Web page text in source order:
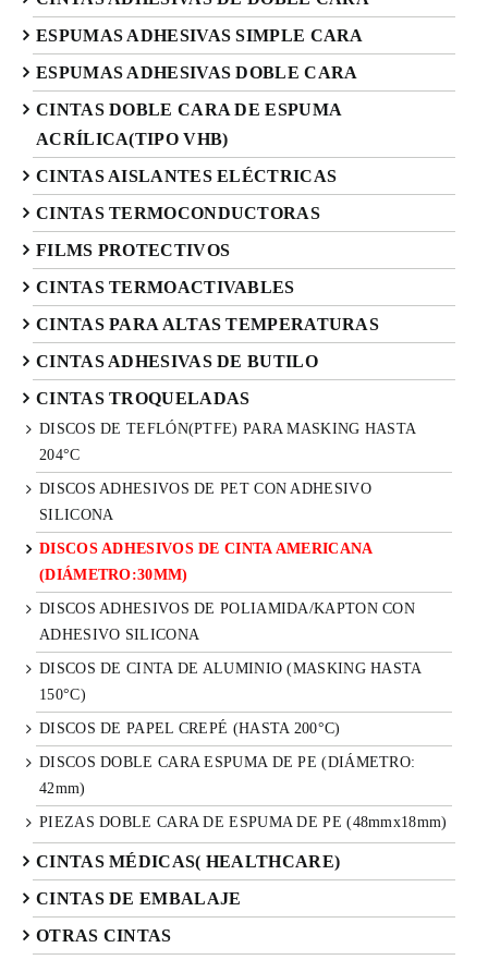
ESPUMAS ADHESIVAS SIMPLE CARA
ESPUMAS ADHESIVAS DOBLE CARA
CINTAS DOBLE CARA DE ESPUMA
ACRÍLICA(TIPO VHB)
CINTAS AISLANTES ELÉCTRICAS
CINTAS TERMOCONDUCTORAS
FILMS PROTECTIVOS
CINTAS TERMOACTIVABLES
CINTAS PARA ALTAS TEMPERATURAS
CINTAS ADHESIVAS DE BUTILO
CINTAS TROQUELADAS
DISCOS DE TEFLÓN(PTFE) PARA MASKING HASTA
204°C
DISCOS ADHESIVOS DE PET CON ADHESIVO
SILICONA
DISCOS ADHESIVOS DE CINTA AMERICANA
(DIÁMETRO:30MM)
DISCOS ADHESIVOS DE POLIAMIDA/KAPTON CON
ADHESIVO SILICONA
DISCOS DE CINTA DE ALUMINIO (MASKING HASTA
150°C)
DISCOS DE PAPEL CREPÉ (HASTA 200°C)
DISCOS DOBLE CARA ESPUMA DE PE (DIÁMETRO:
42mm)
PIEZAS DOBLE CARA DE ESPUMA DE PE (48mmx18mm)
CINTAS MÉDICAS( HEALTHCARE)
CINTAS DE EMBALAJE
OTRAS CINTAS